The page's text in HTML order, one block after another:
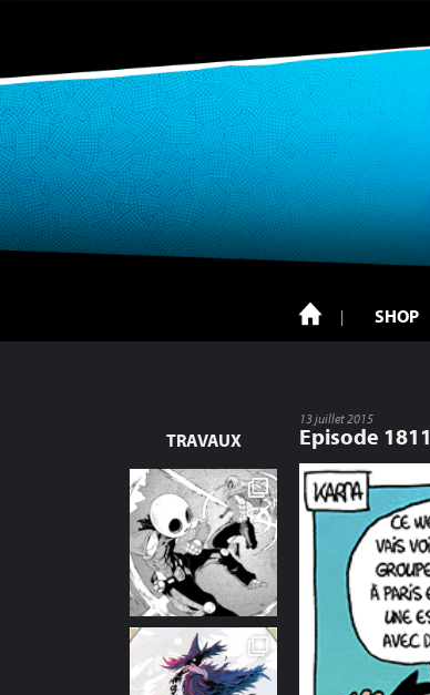
SHOP
TRAVAUX
13 juillet 2015
Episode 1811